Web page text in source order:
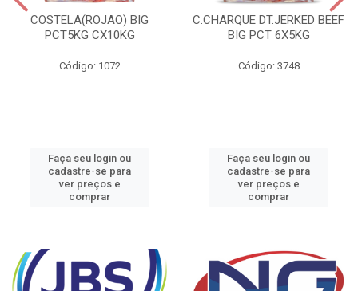
COSTELA(ROJAO) BIG
PCT5KG CX10KG
Código: 1072
Faça seu login ou
cadastre-se para
ver preços e
comprar
C.CHARQUE DT.JERKED BEEF
BIG PCT 6X5KG
Código: 3748
Faça seu login ou
cadastre-se para
ver preços e
comprar